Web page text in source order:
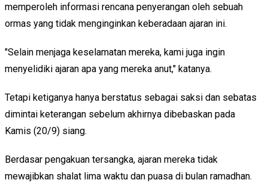
memperoleh informasi rencana penyerangan oleh sebuah
ormas yang tidak menginginkan keberadaan ajaran ini.
"Selain menjaga keselamatan mereka, kami juga ingin
menyelidiki ajaran apa yang mereka anut," katanya.
Tetapi ketiganya hanya berstatus sebagai saksi dan sebatas
dimintai keterangan sebelum akhirnya dibebaskan pada
Kamis (20/9) siang.
Berdasar pengakuan tersangka, ajaran mereka tidak
mewajibkan shalat lima waktu dan puasa di bulan ramadhan.